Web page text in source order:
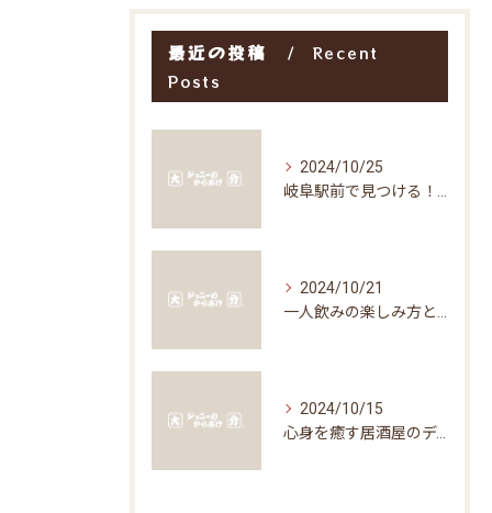
最近の投稿
Recent
Posts
2024/10/25
2024/10/21
2024/10/15
心身を癒す居酒屋のディナータイムの楽しみ方